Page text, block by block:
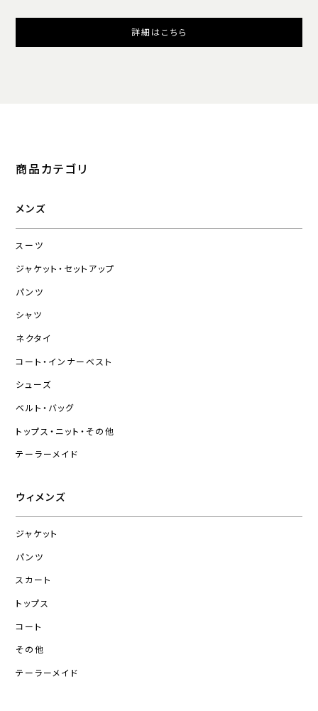
詳細はこちら
商品カテゴリ
メンズ
スーツ
ジャケット・セットアップ
パンツ
シャツ
ネクタイ
コート・インナーベスト
シューズ
ベルト・バッグ
トップス・ニット・その他
テーラーメイド
ウィメンズ
ジャケット
パンツ
スカート
トップス
コート
その他
テーラーメイド